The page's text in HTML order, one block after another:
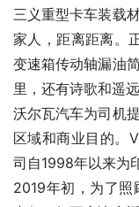
三义重型卡车装载
家人，距离距离。
变速箱传动轴漏油
里，还有诗歌和遥远
沃尔瓦汽车为司机
区域和商业目的。
司自1998年以来为
2019年初，为了